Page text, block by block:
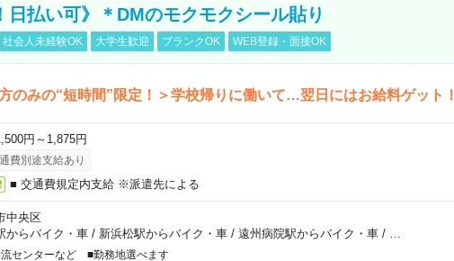
日払い可》＊DMのモクモクシール貼り
社会人未経験OK 大学生歓迎 ブランクOK WEB登録・面接OK
のみの“短時間”限定！＞学校帰りに働いて…翌日にはお給料ゲット！
円～1,875円
費別途支給あり
■ 交通費規定内支給 ※派遣先による
中央区
からバイク・車/ 新浜松駅からバイク・車/ 遠州病院駅からバイク・車/
センターなど ■勤務地選べます